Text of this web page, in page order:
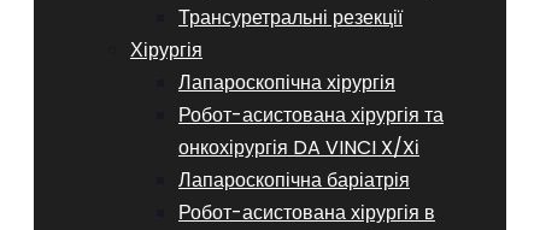
Трансуретральні резекції
Хірургія
Лапароскопічна хірургія
Робот-асистована хірургія та
онкохірургія DA VINCI X/Xі
Лапароскопічна баріатрія
Робот-асистована хірургія в